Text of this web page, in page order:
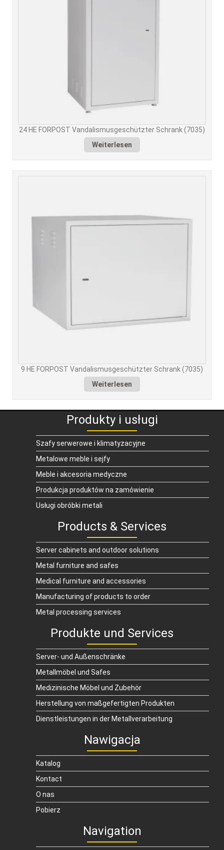
24 HE FORPOST Vandalismusgeschützter Schrank (7035)
Weiterlesen
9 HE FORPOST Vandalismusgeschützter Schrank (7035)
Weiterlesen
Produkty i usługi
Szafy serwerowe i klimatyzacyjne
Metalowe meble i sejfy
Meble i akcesoria medyczne
Produkcja produktów na zamówienie
Usługi obróbki metali
Products & Services
Server cabinets and outdoor solutions
Metal furniture and safes
Medical furniture and accessories
Manufacturing of products to order
Metal processing services
Produkte und Services
Server- und Außenschränke
Metallmöbel und Safes
Medizinische Möbel und Zubehör
Herstellung von maßgefertigten Produkten
Dienstleistungen in der Metallverarbeitung
Nawigacja
Katalog
Kontact
O nas
Pobierz
Navigation